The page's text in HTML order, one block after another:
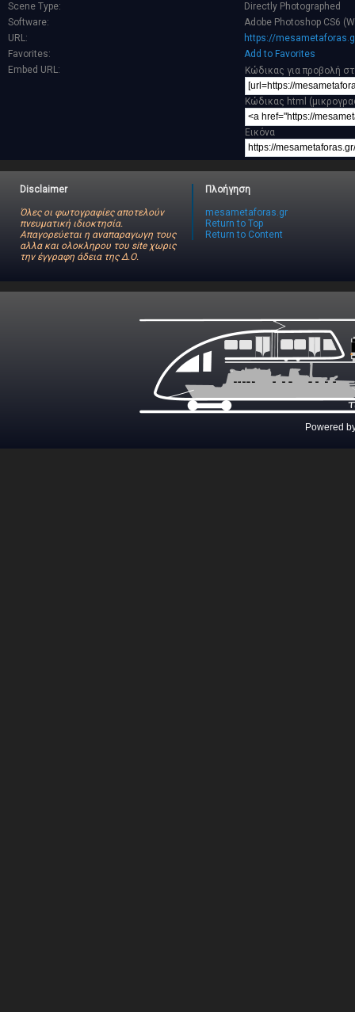
Scene Type:
Directly Photographed
Software:
Adobe Photoshop CS6
URL:
https://
Favorites:
Add to Favorites
Embed URL:
Κώδικας για προβολή
Κώδικας html
Εικόνα
Disclaimer
Όλες οι φωτογραφίες αποτελούν
πνευματική ιδιοκτησία.
Απαγορεύεται η αναπαραγωγη τους
αλλα και ολοκληρου του site χωρις
την έγγραφη άδεια της Δ.Ο.
Πλοήγηση
mesametaforas.gr
Return to Top
Return to Content
Powered